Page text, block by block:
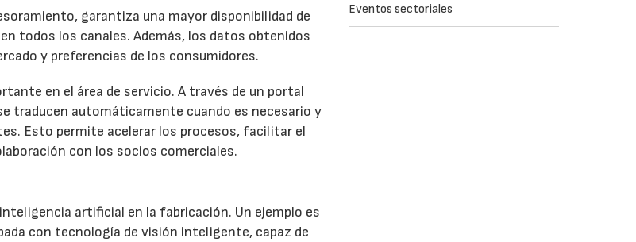
garantiza una mayor disponibilidad de
todos los canales. Además, los datos obtenidos
y preferencias de los consumidores.
en el área de servicio. A través de un portal
traducen automáticamente cuando es necesario y
Esto permite acelerar los procesos, facilitar el
con los socios comerciales.
artificial en la fabricación. Un ejemplo es
con tecnología de visión inteligente, capaz de
Eventos sectoriales